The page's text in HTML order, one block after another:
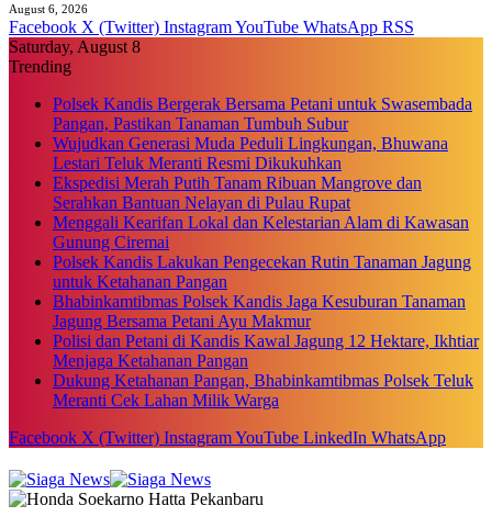
August 6, 2026
Facebook X (Twitter) InstagramYouTube WhatsApp RSS
Saturday, August 8
Trending
Polsek Kandis Bergerak Bersama Petani untuk Swasembada
Pangan, Pastikan Tanaman Tumbuh Subur
Wujudkan Generasi Muda Peduli Lingkungan, Bhuwana
Lestari Teluk Meranti Resmi Dikukuhkan
Ekspedisi Merah Putih Tanam Ribuan Mangrove dan
Serahkan Bantuan Nelayan di Pulau Rupat
Menggali Kearifan Lokal dan Kelestarian Alam di Kawasan
Gunung Ciremai
Polsek Kandis Lakukan Pengecekan Rutin Tanaman Jagung
untuk Ketahanan Pangan
Bhabinkamtibmas Polsek Kandis Jaga Kesuburan Tanaman
Jagung Bersama Petani Ayu Makmur
Polisi dan Petani di Kandis Kawal Jagung 12 Hektare, Ikhtiar
Menjaga Ketahanan Pangan
Dukung Ketahanan Pangan, Bhabinkamtibmas Polsek Teluk
Meranti Cek Lahan Milik Warga
Facebook X (Twitter) InstagramYouTube LinkedIn WhatsApp